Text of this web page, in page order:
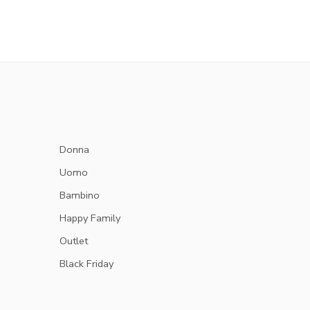
Donna
Uomo
Bambino
Happy Family
Outlet
Black Friday